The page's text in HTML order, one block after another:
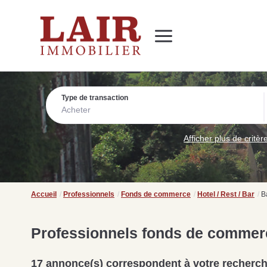
Immobilier
Nous découvrir
Nos services
Contact
Nos actualités
SUIVEZ-NOUS SUR LES RÉSEAUX SOCIAUX
Type de transaction
Acheter
Afficher plus de
Accueil Professionnels Fonds de commerce Hotel / Rest / Bar
Professionnels fonds de
17 annonce(s) correspondent à votre